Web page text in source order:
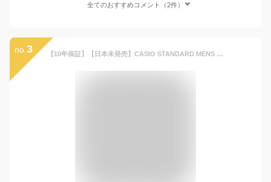
全てのおすすめコメント（2件）
no. 3 【10年保証】【日本未発売】CASIO STANDARD MENS カシオ スタンダード MW-240 腕時計 時計 ブランド メンズ レディース キッズ 子供 男の子 女の子 チープカシオ チプカシ アナログ 軽量 薄型 ビジネス ブラック 黒 金 青 白 海外モデル ギフト プレゼント